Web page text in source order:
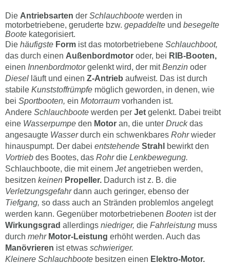
Die Antriebsarten der Schlauchboote werden in
motorbetriebene, geruderte bzw. gepaddelte und besegelte
Boote kategorisiert.
Die häufigste Form ist das motorbetriebene Schlauchboot,
das durch einen Außenbordmotor oder, bei RIB-Booten,
einen Innenbordmotorgelenkt wird, der mitBenzin oder
Diesel läuft und einen Z-Antrieb aufweist. Das ist durch
stabile Kunststoffrümpfe möglich geworden, in denen, wie
bei Sportbooten, ein Motorraum vorhanden ist.
Andere Schlauchboote werden per Jet gelenkt. Dabei treibt
eine Wasserpumpe den Motor an, die unter Druckdas
angesaugte Wasserdurch ein schwenkbares Rohrwieder
hinauspumpt. Der dabei entstehende Strahl
bewirkt den
Vortrieb des Bootes, das Rohrdie Lenkbewegung.
Schlauchboote, die mit einem Jetangetrieben werden,
besitzen keinen Propeller. Dadurch ist z. B. die
Verletzungsgefahrdann auch geringer, ebenso der
Tiefgang, so dass auch an Stränden problemlos angelegt
werden kann. Gegenüber motorbetriebenen Booten ist der
Wirkungsgrad allerdings niedriger, die Fahrleistung muss
durch mehr Motor-Leistung erhöht werden. Auch das
Manövrieren ist etwas schwieriger.
Kleinere Schlauchboote besitzen einen Elektro-Motor.